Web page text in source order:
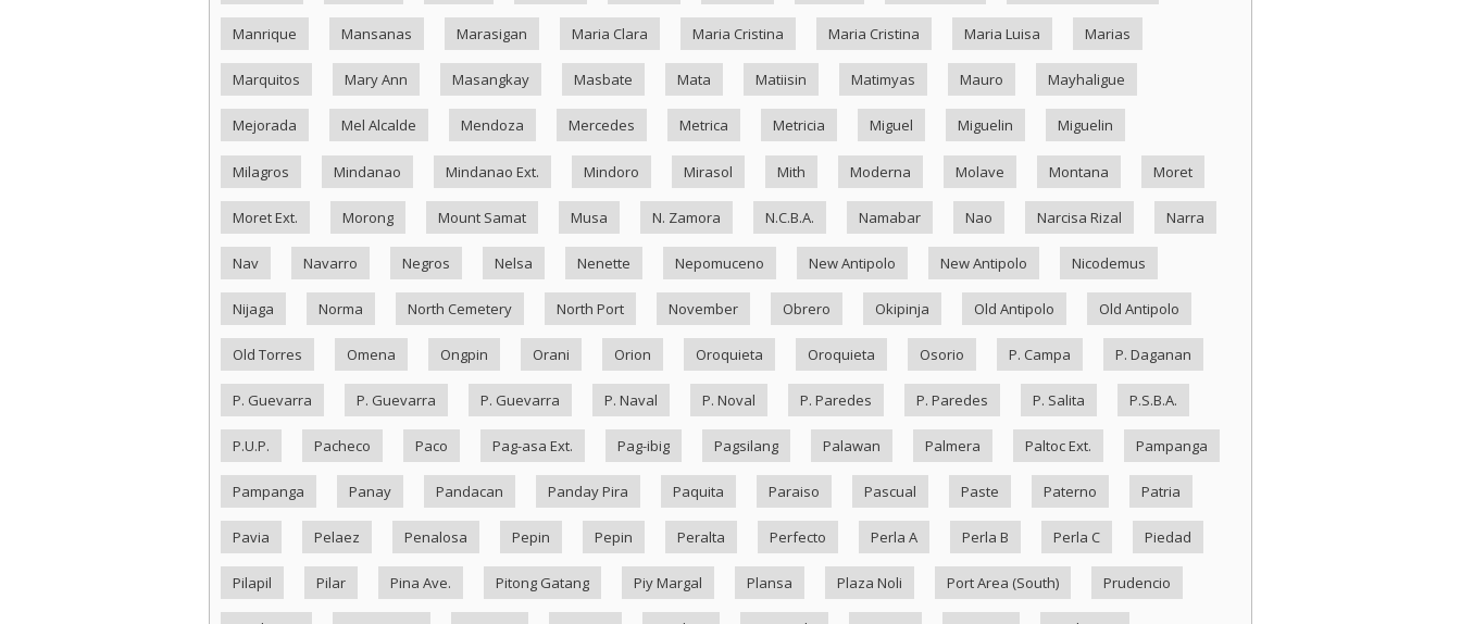
Manrique Mansanas Marasigan Maria Clara Maria Cristina Maria Cristina Maria Luisa Marias
Marquitos Mary Ann Masangkay Masbate Mata Matiisin Matimyas Mauro Mayhaligue
Mejorada Mel Alcalde Mendoza Mercedes Metrica Metricia Miguel Miguelin Miguelin
Milagros Mindanao Mindanao Ext. Mindoro Mirasol Mith Moderna Molave Montana Moret
Moret Ext. Morong Mount Samat Musa N. Zamora N.C.B.A. Namabar Nao Narcisa Rizal Narra
Nav Navarro Negros Nelsa Nenette Nepomuceno New Antipolo New Antipolo Nicodemus
Nijaga Norma North Cemetery North Port November Obrero Okipinja Old Antipolo Old Antipolo
Old Torres Omena Ongpin Orani Orion Oroquieta Oroquieta Osorio P. Campa P. Daganan
P. Guevarra P. Guevarra P. Guevarra P. Naval P. Noval P. Paredes P. Paredes P. Salita P.S.B.A.
P.U.P. Pacheco Paco Pag-asa Ext. Pag-ibig Pagsilang Palawan Palmera Paltoc Ext. Pampanga
Pampanga Panay Pandacan Panday Pira Paquita Paraiso Pascual Paste Paterno Patria
Pavia Pelaez Penalosa Pepin Pepin Peralta Perfecto Perla A Perla B Perla C Piedad
Pilapil Pilar Pina Ave. Pitong Gatang Piy Margal Plansa Plaza Noli Port Area (South) Prudencio